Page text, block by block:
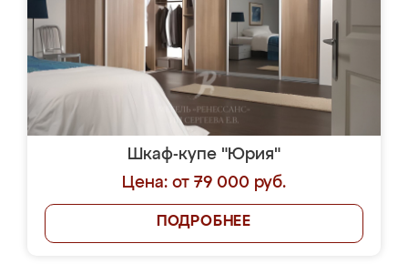
Шкаф-купе "Юрия"
Цена: от 79 000 руб.
ПОДРОБНЕЕ